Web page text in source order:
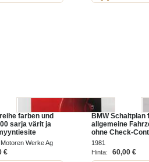
farben und
sarja värit ja
Werke Ag
€
BMW Schaltplan
allgemeine
ohne Check-
Modell 80 -
300-500-600-700
1981
1981
Hinta:
60,00 €